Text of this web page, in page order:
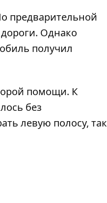
предварительной
Однако
получил
помощи. К
без
левую полосу, так